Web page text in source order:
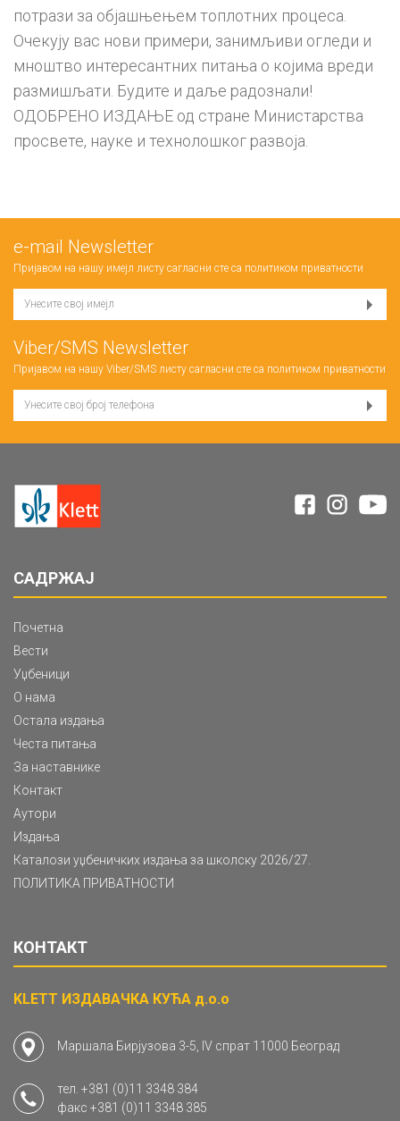
потрази за објашњењем топлотних процеса.
Очекују вас нови примери, занимљиви огледи и
мноштво интересантних питања о којима вреди
размишљати. Будите и даље радознали!
ОДОБРЕНО ИЗДАЊЕ од стране Министарства
просвете, науке и технолошког развоја.
е-mail Newsletter
Пријавом на нашу имејл листу сагласни сте са политиком приватности
Viber/SMS Newsletter
Пријавом на нашу Viber/SMS листу сагласни сте са политиком приватности
САДРЖАЈ
Почетна
Вести
Уџбеници
О нама
Остала издања
Честа питања
За наставнике
Контакт
Аутори
Издања
Каталози уџбеничких издања за школску 2026/27.
ПОЛИТИКА ПРИВАТНОСТИ
КОНТАКТ
KLETT ИЗДАВАЧКА КУЋА д.о.о
Маршала Бирјузова 3-5, IV спрат 11000 Београд
тел. +381 (0)11 3348 384
факс +381 (0)11 3348 385